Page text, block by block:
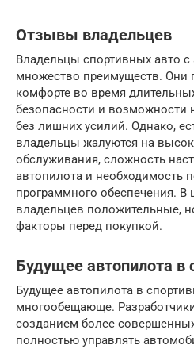
Отзывы владельцев
Владельцы спортивных авто
множество преимуществ. Они
комфорте во время
безопасности и возможности
без лишних усилий. Однако,
владельцы жалуются на
обслуживания, сложность
автопилота и необходимость
программного обеспечения.
владельцев положительные,
факторы перед покупкой.
Будущее автопилота в
Будущее автопилота в
многообещающе.
созданием более
полностью управлять